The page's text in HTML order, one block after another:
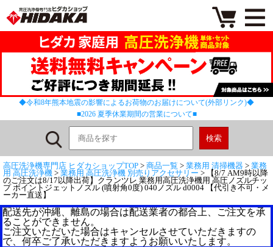
◆令和8年熊本地震の影響によるお荷物のお届けについて(外部リンク)◆
■2026 夏季休業期間の営業について■
高圧洗浄機専門店 ヒダカショップTOP > 商品一覧 > 業務用 清掃機器 > 業務
用 高圧洗浄機 > 業務用 高圧洗浄機 別売りアクセサリー > 【8/7 AM9時以降
のご注文は8/17以降出荷】クランツレ 業務用高圧洗浄機用 高圧ノズルチッ
プ ポイントジェットノズル (噴射角0度) 040ノズル d0004 【代引き不可・メ
ーカー直送】
配送先が沖縄、離島の場合は配送業者の都合上、ご注文を承
ることができません。
ご注文いただいた場合はキャンセルさせていただきますの
で、何卒ご了承いただきますようお願いいたします。